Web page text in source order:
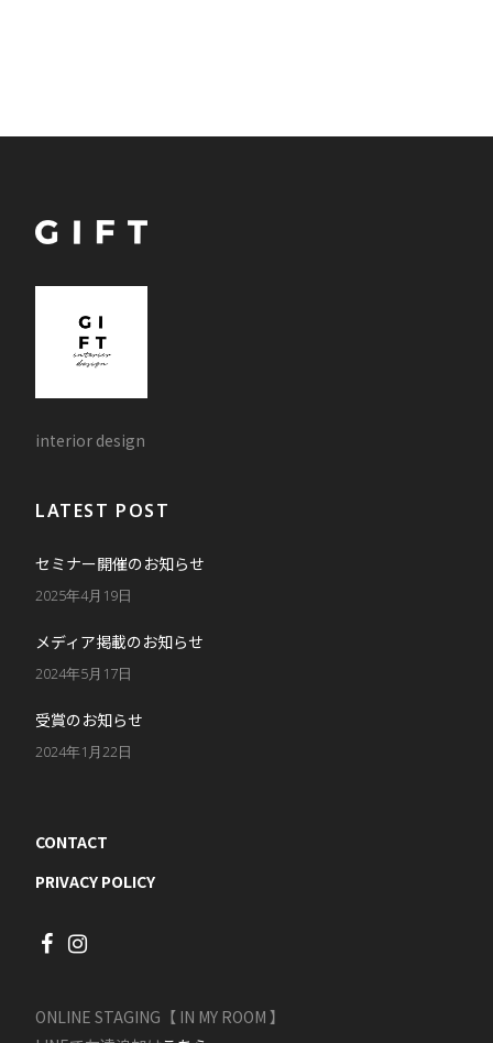
interior design
LATEST POST
セミナー開催のお知らせ
2025年4月19日
メディア掲載のお知らせ
2024年5月17日
受賞のお知らせ
2024年1月22日
CONTACT
PRIVACY POLICY
ONLINE STAGING【 IN MY ROOM 】